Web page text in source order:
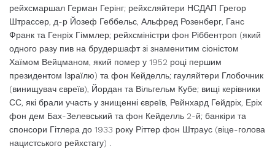
рейхсмаршал Герман Герінг; рейхсляйтери НСДАП Грегор
Штрассер, д-р Йозеф Геббельс, Альфред Розенберг, Ганс
Франк та Генріх Гіммлер; рейхсміністри фон Ріббентроп (який
одного разу пив на брудершафт зі знаменитим сіоністом
Хаїмом Вейцманом, який помер у 1952 році першим
президентом Ізраїлю) та фон Кейделль; гауляйтери Глобочник
(винищувач євреїв), Йордан та Вільгельм Кубе; вищі керівники
СС, які брали участь у знищенні євреїв, Рейнхард Гейдріх, Еріх
фон дем Бах-Зелевський та фон Кейделль 2-й; банкіри та
спонсори Гітлера до 1933 року Ріттер фон Штраус (віце-голова
нацистського рейхстагу) ​.